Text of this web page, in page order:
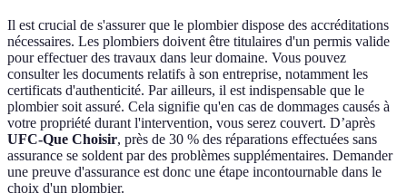
Il est crucial de s'assurer que le plombier dispose des accréditations
nécessaires. Les plombiers doivent être titulaires d'un permis valide
pour effectuer des travaux dans leur domaine. Vous pouvez
consulter les documents relatifs à son entreprise, notamment les
certificats d'authenticité. Par ailleurs, il est indispensable que le
plombier soit assuré. Cela signifie qu'en cas de dommages causés à
votre propriété durant l'intervention, vous serez couvert. D’après
UFC-Que Choisir, près de 30 % des réparations effectuées sans
assurance se soldent par des problèmes supplémentaires. Demander
une preuve d'assurance est donc une étape incontournable dans le
choix d'un plombier.